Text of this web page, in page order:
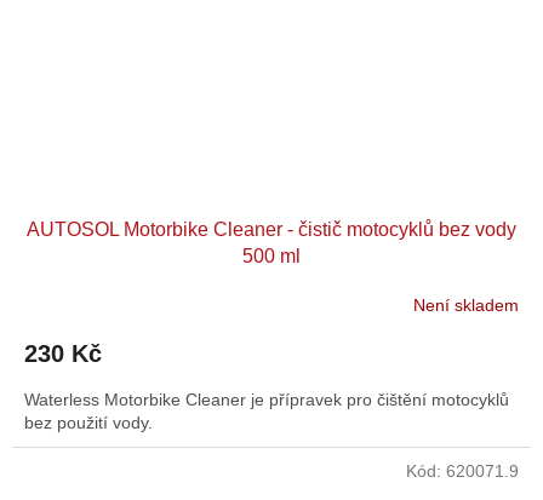
AUTOSOL Motorbike Cleaner - čistič motocyklů bez vody
500 ml
Není skladem
230 Kč
Waterless Motorbike Cleaner je přípravek pro čištění motocyklů
bez použití vody.
Kód: 620071.9